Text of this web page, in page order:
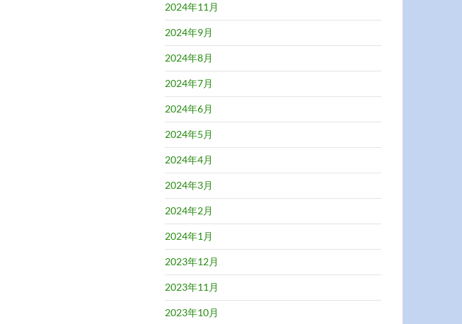
2024年11月
2024年9月
2024年8月
2024年7月
2024年6月
2024年5月
2024年4月
2024年3月
2024年2月
2024年1月
2023年12月
2023年11月
2023年10月